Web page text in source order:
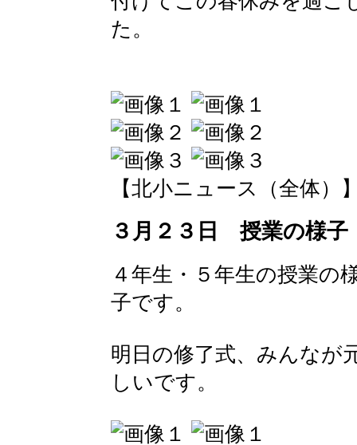
た。
【北小ニュース（全体）
３月２３日 授業の様
４年生・５年生の授業の
子です。
明日の修了式、みんなが
しいです。